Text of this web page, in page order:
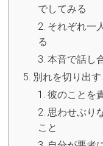
でしてみる
それぞれ一
る
本音で話し
別れを切り出
彼のことを
思わせぶり
こと